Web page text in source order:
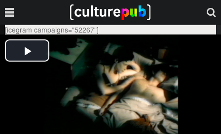
[icegram campaigns="52267"]